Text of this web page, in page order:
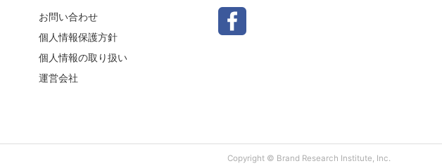
お問い合わせ
個人情報保護方針
個人情報の取り扱い
運営会社
Copyright © Brand Research Institute, Inc.